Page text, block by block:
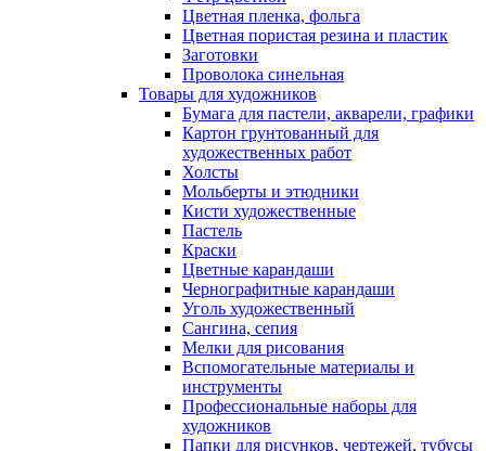
Цветная пленка, фольга
Цветная пористая резина и пластик
Заготовки
Проволока синельная
Товары для художников
Бумага для пастели, акварели, графики
Картон грунтованный для
художественных работ
Холсты
Мольберты и этюдники
Кисти художественные
Пастель
Краски
Цветные карандаши
Чернографитные карандаши
Уголь художественный
Сангина, сепия
Мелки для рисования
Вспомогательные материалы и
инструменты
Профессиональные наборы для
художников
Папки для рисунков, чертежей, тубусы